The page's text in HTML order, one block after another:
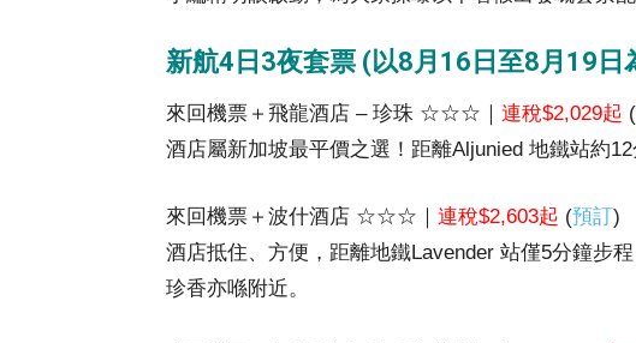
新航4日3夜套票 (以8月16日至8月19日
來回機票＋飛龍酒店 – 珍珠 ☆☆☆｜ 連稅$2,029起 (
酒店屬新加坡最平價之選！距離Aljunied 地鐵站約12
來回機票＋波什酒店 ☆☆☆｜ 連稅$2,603起 (預訂)
酒店抵住、方便，距離地鐵Lavender 站僅5分鐘步
珍香亦喺附近。